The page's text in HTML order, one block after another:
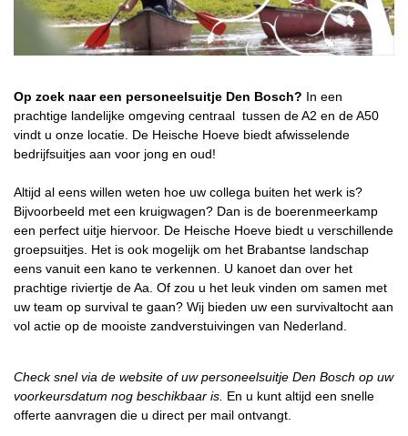
Op zoek naar een personeelsuitje Den Bosch? In een
prachtige landelijke omgeving centraal tussen de A2 en de A50
vindt u onze locatie. De Heische Hoeve biedt afwisselende
bedrijfsuitjes aan voor jong en oud!
Altijd al eens willen weten hoe uw collega buiten het werk is?
Bijvoorbeeld met een kruigwagen? Dan is de boerenmeerkamp
een perfect uitje hiervoor. De Heische Hoeve biedt u verschillende
groepsuitjes. Het is ook mogelijk om het Brabantse landschap
eens vanuit een kano te verkennen. U kanoet dan over het
prachtige riviertje de Aa. Of zou u het leuk vinden om samen met
uw team op survival te gaan? Wij bieden uw een survivaltocht aan
vol actie op de mooiste zandverstuivingen van Nederland.
Check snel via de website of uw personeelsuitje Den Bosch op uw
voorkeursdatum nog beschikbaar is. En u kunt altijd een snelle
offerte aanvragen die u direct per mail ontvangt.